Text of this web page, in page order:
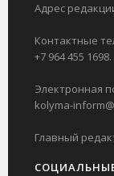
Адрес
Контактные
+7 964 455 1698.
Электронная
kolyma-
Главный